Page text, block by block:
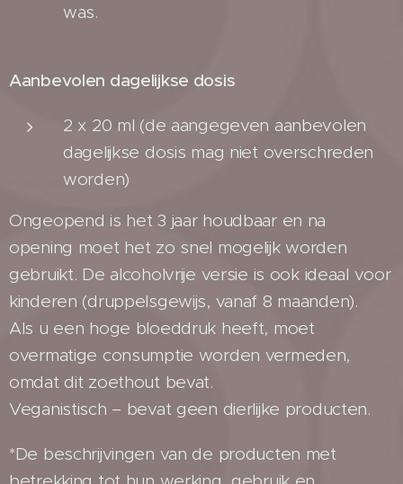
was.
Aanbevolen dagelijkse dosis
2 x 20 ml (de aangegeven aanbevolen
dagelijkse dosis mag niet overschreden
worden)
Ongeopend is het 3 jaar houdbaar en na
opening moet het zo snel mogelijk worden
gebruikt. De alcoholvrije versie is ook ideaal voor
kinderen (druppelsgewijs, vanaf 8 maanden).
Als u een hoge bloeddruk heeft, moet
overmatige consumptie worden vermeden,
omdat dit zoethout bevat.
Veganistisch – bevat geen dierlijke producten.
*De beschrijvingen van de producten met